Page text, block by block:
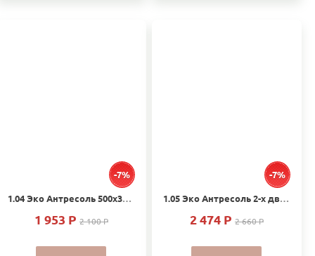
-7%
1.04 Эко Антресоль 500х386х540
1 953 P 2 100 P
-7%
1.05 Эко Антресоль 2-х дверная 840х386х540
2 474 P 2 660 P